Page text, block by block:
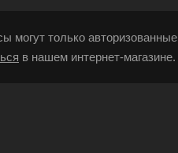
могут только авторизованные
в нашем интернет-магазине.